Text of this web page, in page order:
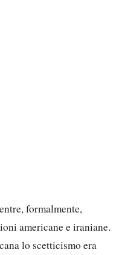
formalmente,
americane e iraniane.
lo scetticismo era